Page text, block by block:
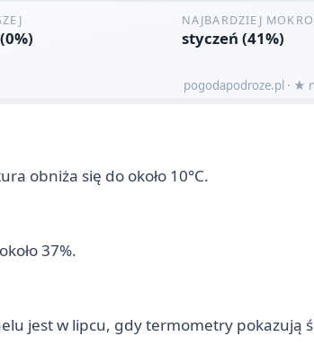
obniża się do około 10°C.
37%.
jest w lipcu, gdy termometry pokazują